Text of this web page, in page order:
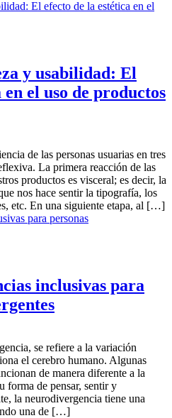
y usabilidad: El
el uso de productos
de las personas usuarias en tres
La primera reacción de las
productos es visceral; es decir, la
nos hace sentir la tipografía, los
etc. En una siguiente etapa, al […]
inclusivas para
se refiere a la variación
el cerebro humano. Algunas
de manera diferente a la
forma de pensar, sentir y
la neurodivergencia tiene una
una de […]